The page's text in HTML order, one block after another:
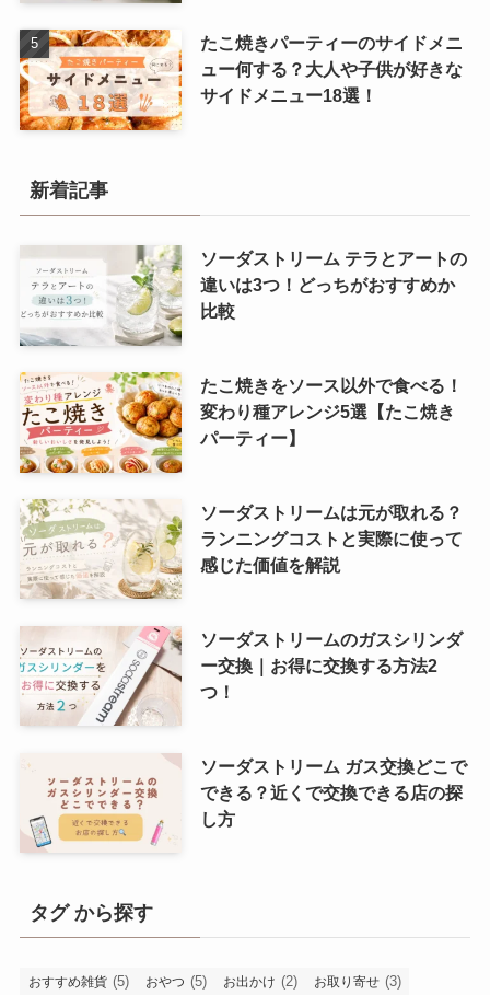
たこ焼きパーティーのサイドメニ
ュー何する？大人や子供が好きな
サイドメニュー18選！
新着記事
ソーダストリーム テラとアートの
違いは3つ！どっちがおすすめか
比較
たこ焼きをソース以外で食べる！
変わり種アレンジ5選【たこ焼き
パーティー】
ソーダストリームは元が取れる？
ランニングコストと実際に使って
感じた価値を解説
ソーダストリームのガスシリンダ
ー交換｜お得に交換する方法2
つ！
ソーダストリーム ガス交換どこで
できる？近くで交換できる店の探
し方
タグ から探す
おすすめ雑貨 (5) おやつ (5) お出かけ (2) お取り寄せ (3)